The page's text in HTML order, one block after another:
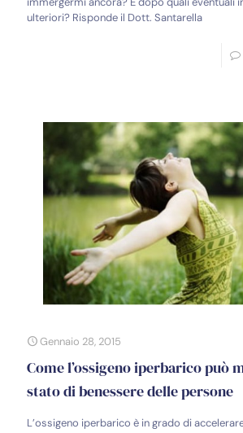
ulteriori? Risponde il Dott. Santarella
Gennaio 28, 2015
Come l’ossigeno iperbarico può
stato di benessere delle persone
L’ossigeno iperbarico è in grado di